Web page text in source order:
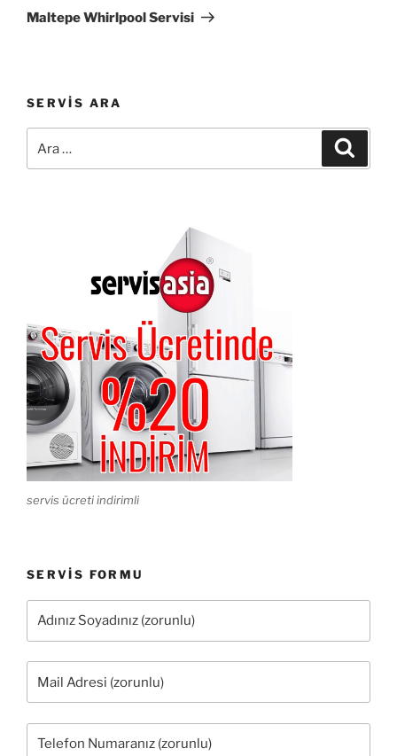
Yazı
Maltepe Whirlpool Servisi
SERVIS ARA
servis ücreti indirimli
SERVIS FORMU